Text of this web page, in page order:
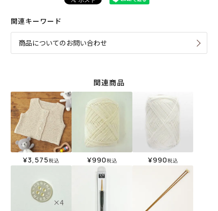
関連キーワード
商品についてのお問い合わせ
関連商品
¥3,575税込 ¥990税込 ¥990税込